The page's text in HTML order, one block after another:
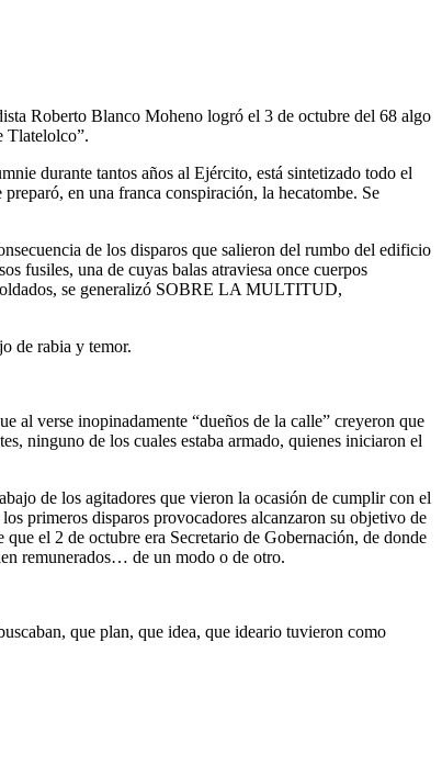
Roberto Blanco Moheno logró el 3 de octubre del 68 algo
Tlatelolco”.
durante tantos años al Ejército, está sintetizado todo el
en una franca conspiración, la hecatombe. Se
de los disparos que salieron del rumbo del edificio
fusiles, una de cuyas balas atraviesa once cuerpos
se generalizó SOBRE LA MULTITUD,
de rabia y temor.
al verse inopinadamente “dueños de la calle” creyeron que
ninguno de los cuales estaba armado, quienes iniciaron el
de los agitadores que vieron la ocasión de cumplir con el
primeros disparos provocadores alcanzaron su objetivo de
el 2 de octubre era Secretario de Gobernación, de donde
remunerados… de un modo o de otro.
que plan, que idea, que ideario tuvieron como